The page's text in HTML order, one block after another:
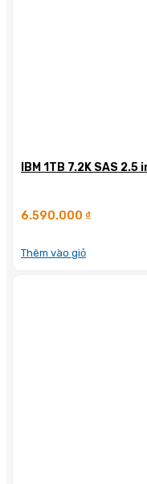
IBM 1TB 7.2K SAS 2.5
6.590.000 ₫
Thêm vào giỏ